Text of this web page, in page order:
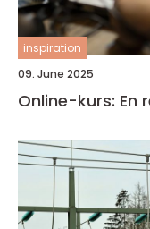
inspiration
09. June 2025
Online-kurs: En